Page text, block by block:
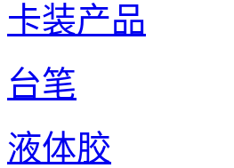
卡装产品
台笔
液体胶